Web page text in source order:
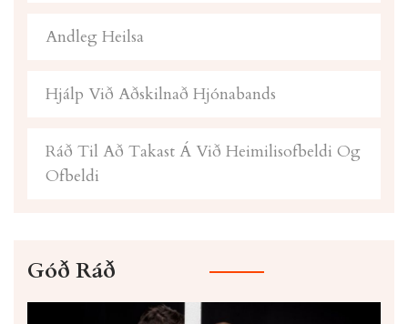
Andleg Heilsa
Hjálp Við Aðskilnað Hjónabands
Ráð Til Að Takast Á Við Heimilisofbeldi Og
Ofbeldi
Góð Ráð